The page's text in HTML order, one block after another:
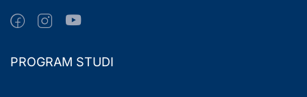
PROGRAM STUDI